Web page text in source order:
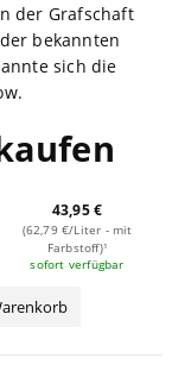
der Grafschaft
bekannten
sich die
43,95 €
(62,79 €/Liter - mit
Farbstoff)¹
sofort verfügbar